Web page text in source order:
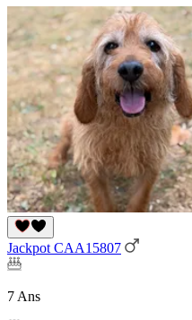
Jackpot CAA15807
7 Ans